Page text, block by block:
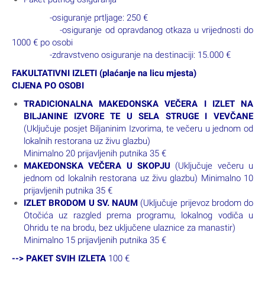
-osiguranje prtljage: 250 €
-osiguranje od opravdanog otkaza u vrijednosti do
1000 € po osobi
-zdravstveno osiguranje na destinaciji: 15.000 €
FAKULTATIVNI IZLETI (plaćanje na licu mjesta)
CIJENA PO OSOBI
TRADICIONALNA MAKEDONSKA VEČERA I IZLET NA
BILJANINE IZVORE TE U SELA STRUGE I VEVČANE
(Uključuje posjet Biljaninim Izvorima, te večeru u jednom od
lokalnih restorana uz živu glazbu)
Minimalno 20 prijavljenih putnika 35 €
MAKEDONSKA VEČERA U SKOPJU (Uključuje večeru u
jednom od lokalnih restorana uz živu glazbu) Minimalno 10
prijavljenih putnika 35 €
IZLET BRODOM U SV. NAUM (Uključuje prijevoz brodom do
Otočića uz razgled prema programu, lokalnog vodiča u
Ohridu te na brodu, bez uključene ulaznice za manastir)
Minimalno 15 prijavljenih putnika 35 €
--> PAKET SVIH IZLETA 100 €